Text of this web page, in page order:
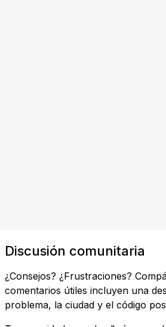
Discusión comunitaria
¿Consejos? ¿Frustraciones?
comentarios útiles incluyen una
problema, la ciudad y el código